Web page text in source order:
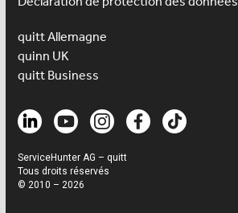
quitt Allemagne
quinn UK
quitt Business
ServiceHunter AG – quitt
Tous droits réservés
© 2010 – 2026